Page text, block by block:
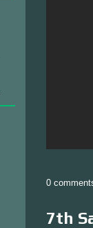
0
7th